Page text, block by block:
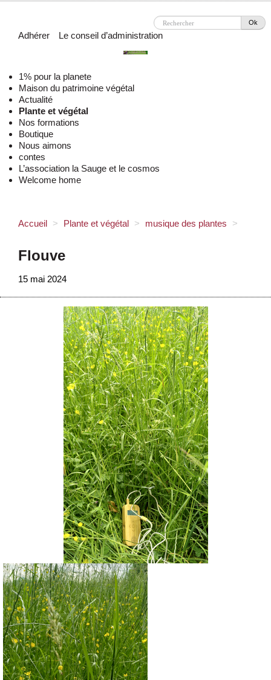
Ok
Adhérer Le conseil d’administration
1% pour la planete
Maison du patrimoine végétal
Actualité
Plante et végétal
Nos formations
Boutique
Nous aimons
contes
L’association la Sauge et le cosmos
Welcome home
Accueil > Plante et végétal > musique des plantes >
Flouve
15 mai 2024